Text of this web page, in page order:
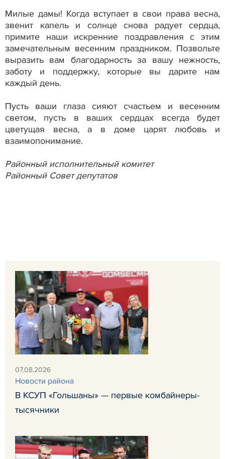
Милые дамы! Когда вступает в свои права весна,
звенит капель и солнце снова радует сердца,
примите наши искренние поздравления с этим
замечательным весенним праздником. Позвольте
выразить вам благодарность за вашу нежность,
заботу и поддержку, которые вы дарите нам
каждый день.
Пусть ваши глаза сияют счастьем и весенним
светом, пусть в ваших сердцах всегда будет
цветущая весна, а в доме царят любовь и
взаимопонимание.
Районный исполнительный комитет
Районный Совет депутатов
07.08.2026
Новости района
В КСУП «Гольшаны» — первые комбайнеры-
тысячники